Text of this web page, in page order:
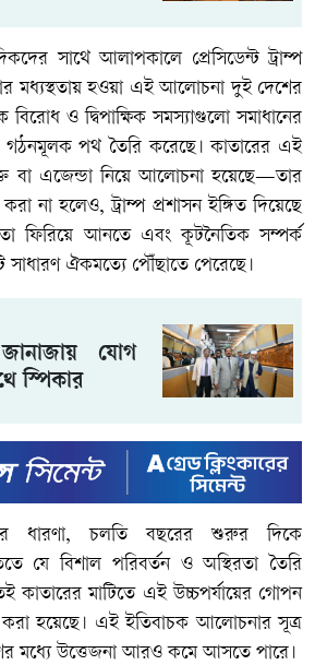
সাথে আলাপকালে প্রেসিডেন্ট ট্রাম্প
মধ্যস্থতায় হওয়া এই আলোচনা দুই দেশের
বিরোধ ও দ্বিপাক্ষিক সমস্যাগুলো সমাধানের
গঠনমূলক পথ তৈরি করেছে। কাতারের এই
বা এজেন্ডা নিয়ে আলোচনা হয়েছে—তার
না হলেও, ট্রাম্প প্রশাসন ইঙ্গিত দিয়েছে
ফিরিয়ে আনতে এবং কূটনৈতিক সম্পর্ক
ঐকমত্যে পৌঁছাতে পেরেছে।
জানাজায় যোগ
স্পিকার
ধারণা, চলতি বছরের শুরুর দিকে
যে বিশাল পরিবর্তন ও অস্থিরতা তৈরি
কাতারের মাটিতে এই উচ্চপর্যায়ের গোপন
হয়েছে। এই ইতিবাচক আলোচনার সূত্র
মধ্যে উত্তেজনা আরও কমে আসতে পারে।